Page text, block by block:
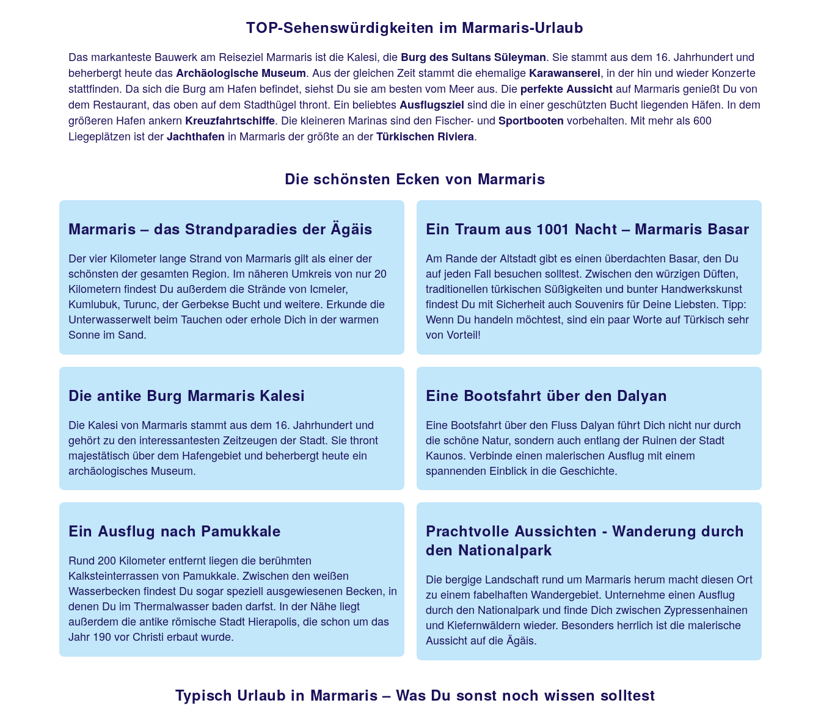
TOP-Sehenswürdigkeiten im Marmaris-Urlaub
Das markanteste Bauwerk am Reiseziel Marmaris ist die Kalesi, die Burg des Sultans Süleyman. Sie stammt aus dem 16. Jahrhundert und
beherbergt heute dasArchäologische Museum. Aus der gleichen Zeit stammt die ehemalige Karawanserei, in der hin und wieder Konzerte
stattfinden. Da sich die Burg am Hafen befindet, siehst Du sie am besten vom Meer aus. Die perfekte Aussichtauf Marmaris genießt Du von
dem Restaurant, das oben auf dem Stadthügel thront. Ein beliebtesAusflugsziel sind die in einer geschützten Bucht liegenden Häfen. In dem
größeren Hafen ankern Kreuzfahrtschiffe. Die kleineren Marinas sind den Fischer- und Sportbooten vorbehalten. Mit mehr als 600
Liegeplätzen ist derJachthafen in Marmaris der größte an derTürkischen Riviera.
Die schönsten Ecken von Marmaris
Marmaris – das Strandparadies der Ägäis
Der vier Kilometer lange Strand von Marmaris gilt als einer der
schönsten der gesamten Region. Im näheren Umkreis von nur 20
Kilometern findest Du außerdem die Strände von Icmeler,
Kumlubuk, Turunc, der Gerbekse Bucht und weitere. Erkunde die
Unterwasserwelt beim Tauchen oder erhole Dich in der warmen
Sonne im Sand.
Die antike Burg Marmaris Kalesi
Die Kalesi von Marmaris stammt aus dem 16. Jahrhundert und
gehört zu den interessantesten Zeitzeugen der Stadt. Sie thront
majestätisch über dem Hafengebiet und beherbergt heute ein
archäologisches Museum.
Ein Ausflug nach Pamukkale
Rund 200 Kilometer entfernt liegen die berühmten
Kalksteinterrassen von Pamukkale. Zwischen den weißen
Wasserbecken findest Du sogar speziell ausgewiesenen Becken, in
denen Du im Thermalwasser baden darfst. In der Nähe liegt
außerdem die antike römische Stadt Hierapolis, die schon um das
Jahr 190 vor Christi erbaut wurde.
Ein Traum aus 1001 Nacht – Marmaris Basar
Am Rande der Altstadt gibt es einen überdachten Basar, den Du
auf jeden Fall besuchen solltest. Zwischen den würzigen Düften,
traditionellen türkischen Süßigkeiten und bunter Handwerkskunst
findest Du mit Sicherheit auch Souvenirs für Deine Liebsten. Tipp:
Wenn Du handeln möchtest, sind ein paar Worte auf Türkisch sehr
von Vorteil!
Eine Bootsfahrt über den Dalyan
Eine Bootsfahrt über den Fluss Dalyan führt Dich nicht nur durch
die schöne Natur, sondern auch entlang der Ruinen der Stadt
Kaunos. Verbinde einen malerischen Ausflug mit einem
spannenden Einblick in die Geschichte.
Prachtvolle Aussichten - Wanderung durch
den Nationalpark
Die bergige Landschaft rund um Marmaris herum macht diesen Ort
zu einem fabelhaften Wandergebiet. Unternehme einen Ausflug
durch den Nationalpark und finde Dich zwischen Zypressenhainen
und Kiefernwäldern wieder. Besonders herrlich ist die malerische
Aussicht auf die Ägäis.
Typisch Urlaub in Marmaris – Was Du sonst noch wissen solltest